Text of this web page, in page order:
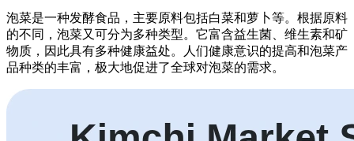
泡菜是一种发酵食品，主要原料包括白菜和萝卜等。根据原料
的不同，泡菜又可分为多种类型。它富含益生菌、维生素和矿
物质，因此具有多种健康益处。人们健康意识的提高和泡菜产
品种类的丰富，极大地促进了全球对泡菜的需求。